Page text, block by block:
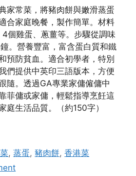
家常菜，將豬肉餅與嫩滑蒸蛋
合家庭晚餐，製作簡單。材料
個雞蛋、蔥薑等。步驟從調味
。營養豐富，富含蛋白質和鐵
預防貧血。適合初學者，特別
們提供中英印三語版本，方便
隨。透過GA專業家傭僱傭中
菲傭或家傭，輕鬆指導烹飪這
庭生活品質。（約150字）
,蒸蛋,豬肉餅,香港菜